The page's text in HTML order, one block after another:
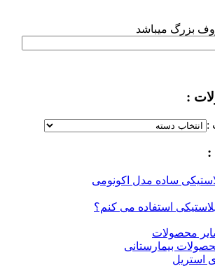
بزرگ میباشد
:
:
:
ساده مدل اکونومی
استفاده می کنم؟
محصولات
بیمارستانی
استریل